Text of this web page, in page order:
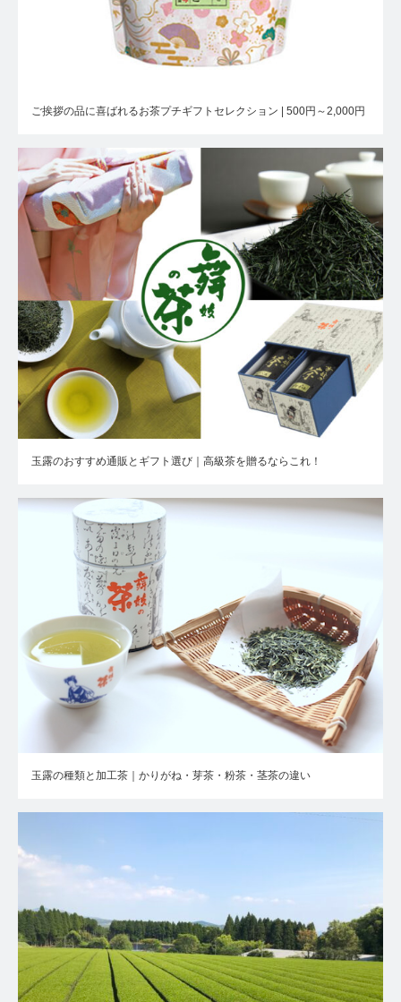
ご挨拶の品に喜ばれるお茶プチギフトセレクション | 500円～2,000円
玉露のおすすめ通販とギフト選び｜高級茶を贈るならこれ！
玉露の種類と加工茶｜かりがね・芽茶・粉茶・茎茶の違い